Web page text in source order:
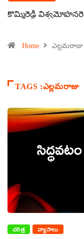
కొమ్మిరెడ్డి
Home ఎల్లమరాజు
TAGS :ఎల్లమరాజు
చరిత్ర వ్యాసాలు